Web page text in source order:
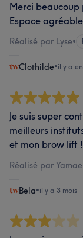
Merci beaucoup
Espace
Réalisé par Lyse•
Clothilde•il y a
Je suis super
meilleurs
et mon brow lift
Réalisé par
Bela•il y a 3 mois